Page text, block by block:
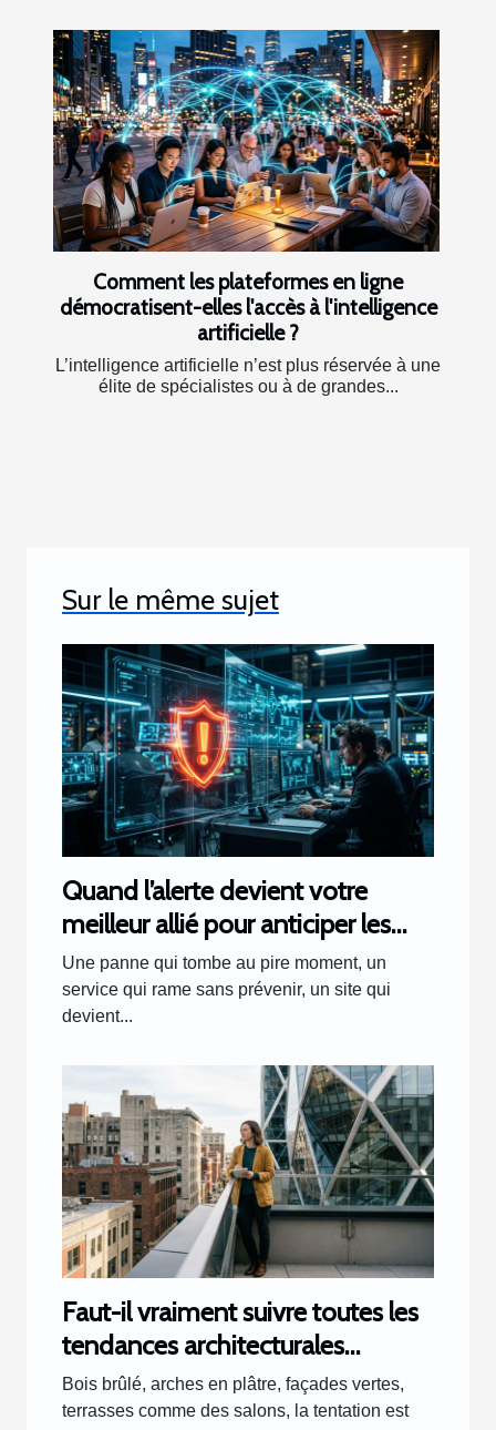
Comment les plateformes en ligne
démocratisent-elles l'accès à l'intelligence
artificielle ?
L’intelligence artificielle n’est plus réservée à une
élite de spécialistes ou à de grandes...
Sur le même sujet
Quand l’alerte devient votre
meilleur allié pour anticiper les
incidents
Une panne qui tombe au pire moment, un
service qui rame sans prévenir, un site qui
devient...
Faut-il vraiment suivre toutes les
tendances architecturales
actuelles ?
Bois brûlé, arches en plâtre, façades vertes,
terrasses comme des salons, la tentation est